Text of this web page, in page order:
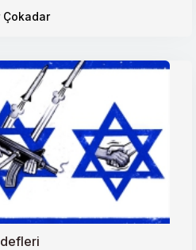
Askerleri
ve ABD
Sınavı
Siyasi ve Stratejik
İntifadayı tetikler mi?
Çokadar